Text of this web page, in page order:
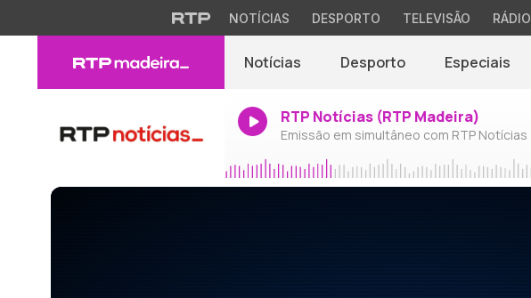
NOTÍCIAS DESPORTO TELEVISÃO RÁDIO
Notícias Desporto Especiais
RTP Notícias (RTP Madeira)
Emissão em simultâneo com RTP Notícias